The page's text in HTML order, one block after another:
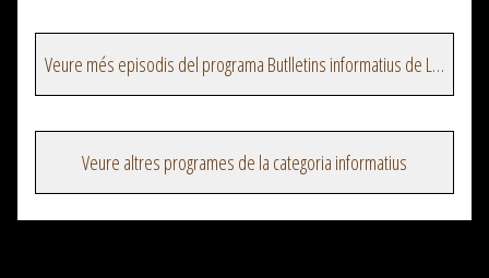
Veure més episodis del programa Butlletins informatius de La Xarxa
Veure altres programes de la categoria informatius